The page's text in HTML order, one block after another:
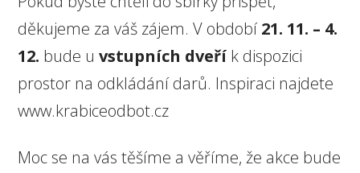
děkujeme za váš zájem. V období 21. 11. –⁠⁠⁠⁠⁠⁠ 4.
12. bude uvstupních dveřík dispozici
prostor na odkládání darů. Inspiraci najdete
www.krabiceodbot.cz
Moc se na vás těšíme a věříme, že akce bude